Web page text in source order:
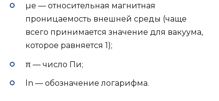
µe — относительная магнитная
проницаемость внешней среды (чаще
всего принимается значение для вакуума,
которое равняется 1);
π — число Пи;
ln — обозначение логарифма.